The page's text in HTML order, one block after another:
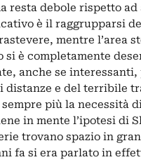
resta debole rispetto
è il raggrupparsi
mentre l’area
si è completamente
anche se interessanti,
distanze e del terribile
più la necessità
in mente l’ipotesi di
trovano spazio in
fa si era parlato in